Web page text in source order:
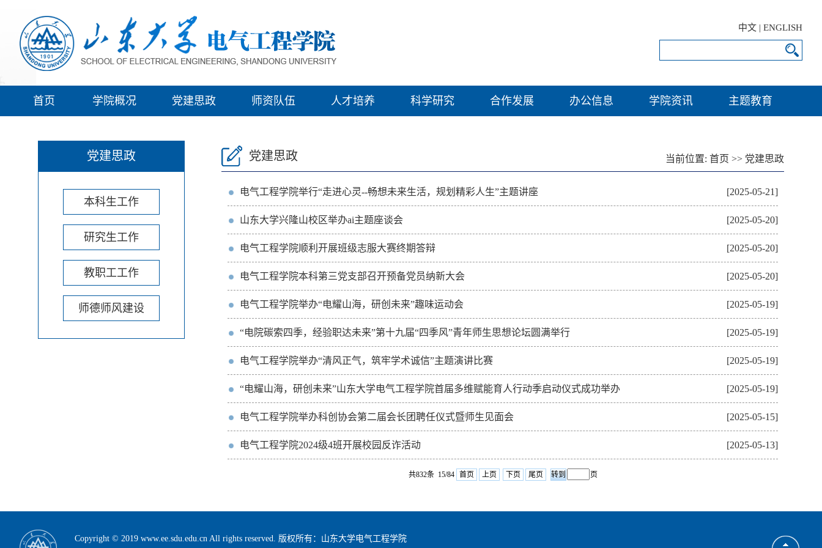
中文 | ENGLISH
首页 学院概况 党建思政 师资队伍 人才培养 科学研究 合作发展 办公信息 学院资讯 主题教育
党建思政
本科生工作
研究生工作
教职工工作
师德师风建设
党建思政 当前位置: 首页 >> 党建思政
[2025-05-21]
电气工程学院举行“走进心灵--畅想未来生活，规划精彩人生”主题讲座
[2025-05-20]
山东大学兴隆山校区举办ai主题座谈会
[2025-05-20]
电气工程学院顺利开展班级志服大赛终期答辩
[2025-05-20]
电气工程学院本科第三党支部召开预备党员纳新大会
[2025-05-19]
电气工程学院举办“电耀山海，研创未来”趣味运动会
[2025-05-19]
“电院碳索四季，经验职达未来”第十九届“四季风”青年师生思想论坛圆满举行
[2025-05-19]
电气工程学院举办“清风正气，筑牢学术诚信”主题演讲比赛
[2025-05-19]
“电耀山海，研创未来”山东大学电气工程学院首届多维赋能育人行动季启动仪式成功举办
[2025-05-15]
电气工程学院举办科创协会第二届会长团聘任仪式暨师生见面会
[2025-05-13]
电气工程学院2024级4班开展校园反诈活动
共832条 15/84 首页 上页 下页 尾页 页
Copyright © 2019 www.ee.sdu.edu.cn All rights reserved. 版权所有：山东大学电气工程学院